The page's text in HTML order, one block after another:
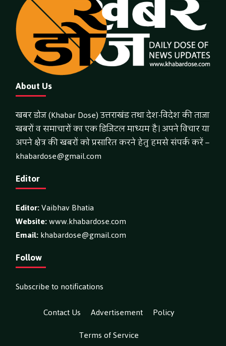
About Us
खबर डोज (Khabar Dose) उत्तराखंड तथा देश-विदेश की ताजा
खबरों व समाचारों का एक डिजिटल माध्यम है। अपने विचार या
अपने क्षेत्र की खबरों को प्रसारित करने हेतु हमसे संपर्क करें –
khabardose@gmail.com
Editor
Editor:Vaibhav Bhatia
Website:www.khabardose.com
Email:khabardose@gmail.com
Follow
Subscribe to notifications
Contact Us
Advertisement
Policy
Terms of Service